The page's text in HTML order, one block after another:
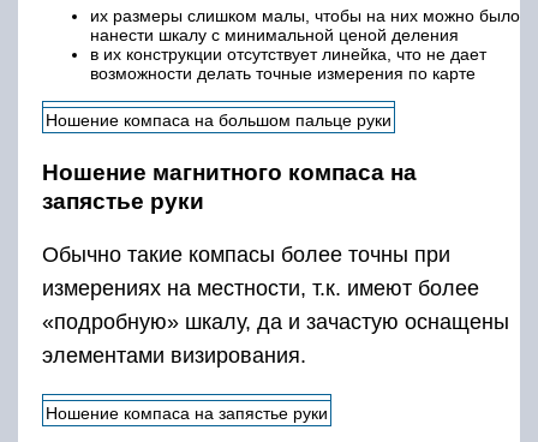
их размеры слишком малы, чтобы на них можно было
нанести шкалу с минимальной ценой деления
в их конструкции отсутствует линейка, что не дает
возможности делать точные измерения по карте
Ношение компаса на большом пальце руки
Ношение магнитного компаса на
запястье руки
Обычно такие компасы более точны при
измерениях на местности, т.к. имеют более
«подробную» шкалу, да и зачастую оснащены
элементами визирования.
Ношение компаса на запястье руки